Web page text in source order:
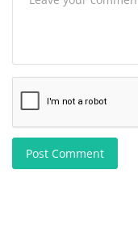
Post Comment